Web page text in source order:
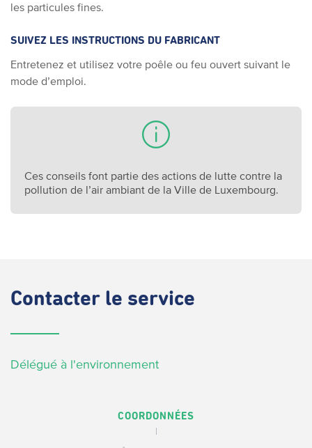
les particules fines.
SUIVEZ LES INSTRUCTIONS DU FABRICANT
Entretenez et utilisez votre poêle ou feu ouvert suivant le
mode d’emploi.
Ces conseils font partie des actions de lutte contre la
pollution de l’air ambiant de la Ville de Luxembourg.
Contacter le service
Délégué à l'environnement
COORDONNÉES